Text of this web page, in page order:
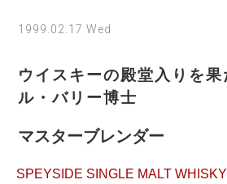
1999.02.17 Wed
ウイスキーの殿堂入りを
ル・バリー博士
マスターブレンダー
SPEYSIDE SINGLE MALT WHISKY